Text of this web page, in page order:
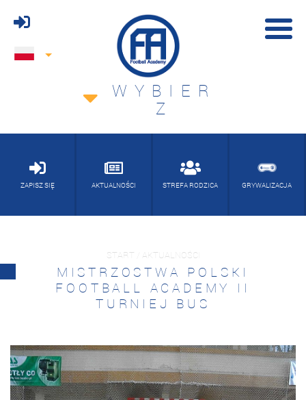
WYBIER
Z
ZAPISZ SIĘ AKTUALNOŚCI STREFA RODZICA GRYWALIZACJA
START / AKTUALNOŚCI
MISTRZOSTWA POLSKI
FOOTBALL ACADEMY II
TURNIEJ BUS